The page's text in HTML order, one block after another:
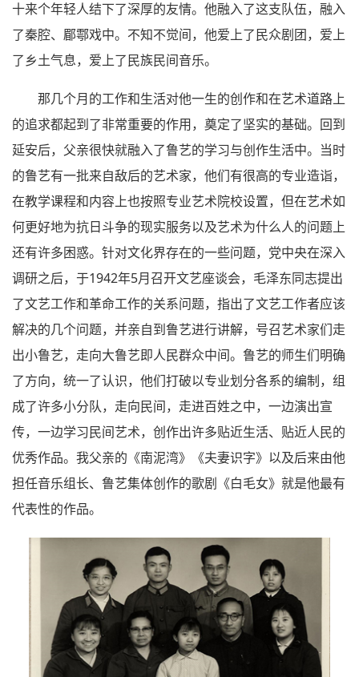
十来个年轻人结下了深厚的友情。他融入了这支队伍，融入
了秦腔、郿鄠戏中。不知不觉间，他爱上了民众剧团，爱上
了乡土气息，爱上了民族民间音乐。
那几个月的工作和生活对他一生的创作和在艺术道路上
的追求都起到了非常重要的作用，奠定了坚实的基础。回到
延安后，父亲很快就融入了鲁艺的学习与创作生活中。当时
的鲁艺有一批来自敌后的艺术家，他们有很高的专业造诣，
在教学课程和内容上也按照专业艺术院校设置，但在艺术如
何更好地为抗日斗争的现实服务以及艺术为什么人的问题上
还有许多困惑。针对文化界存在的一些问题，党中央在深入
调研之后，于1942年5月召开文艺座谈会，毛泽东同志提出
了文艺工作和革命工作的关系问题，指出了文艺工作者应该
解决的几个问题，并亲自到鲁艺进行讲解，号召艺术家们走
出小鲁艺，走向大鲁艺即人民群众中间。鲁艺的师生们明确
了方向，统一了认识，他们打破以专业划分各系的编制，组
成了许多小分队，走向民间，走进百姓之中，一边演出宣
传，一边学习民间艺术，创作出许多贴近生活、贴近人民的
优秀作品。我父亲的《南泥湾》《夫妻识字》以及后来由他
担任音乐组长、鲁艺集体创作的歌剧《白毛女》就是他最有
代表性的作品。